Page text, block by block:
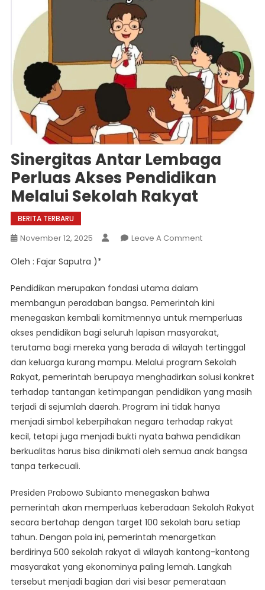
Sinergitas Antar Lembaga
Perluas Akses Pendidikan
Melalui Sekolah Rakyat
BERITA TERBARU
November 12, 2025 Leave A CommentOn
Akses
Pendidikan
Melalui
Sekolah
Rakyat
Oleh : Fajar Saputra )*
Pendidikan merupakan fondasi utama dalam
membangun peradaban bangsa. Pemerintah kini
menegaskan kembali komitmennya untuk memperluas
akses pendidikan bagi seluruh lapisan masyarakat,
terutama bagi mereka yang berada di wilayah tertinggal
dan keluarga kurang mampu. Melalui program Sekolah
Rakyat, pemerintah berupaya menghadirkan solusi konkret
terhadap tantangan ketimpangan pendidikan yang masih
terjadi di sejumlah daerah. Program ini tidak hanya
menjadi simbol keberpihakan negara terhadap rakyat
kecil, tetapi juga menjadi bukti nyata bahwa pendidikan
berkualitas harus bisa dinikmati oleh semua anak bangsa
tanpa terkecuali.
Presiden Prabowo Subianto menegaskan bahwa
pemerintah akan memperluas keberadaan Sekolah Rakyat
secara bertahap dengan target 100 sekolah baru setiap
tahun. Dengan pola ini, pemerintah menargetkan
berdirinya 500 sekolah rakyat di wilayah kantong-kantong
masyarakat yang ekonominya paling lemah. Langkah
tersebut menjadi bagian dari visi besar pemerataan